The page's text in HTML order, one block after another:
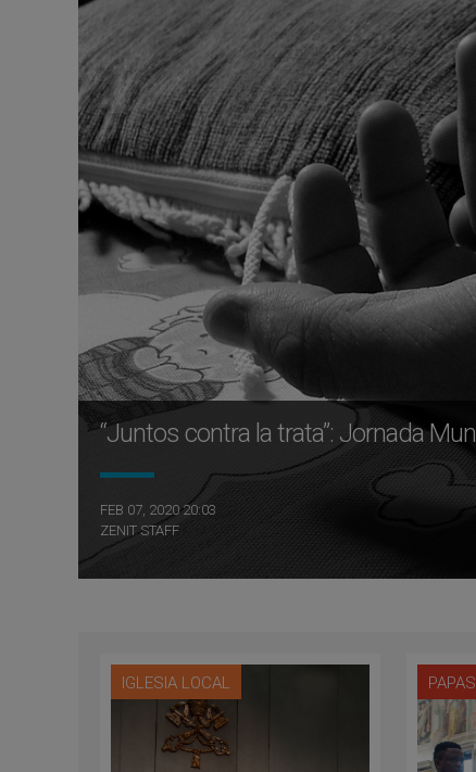
“Juntos contra la trata”: Jornada
FEB 07, 2020 20:03
ZENIT STAFF
IGLESIA LOCAL PAPAS